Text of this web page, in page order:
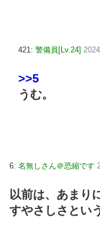
421: 警備員[Lv.24]
>>5
うむ。
6: 名無しさん＠恐縮です
以前は、あまり
すやさしさとい